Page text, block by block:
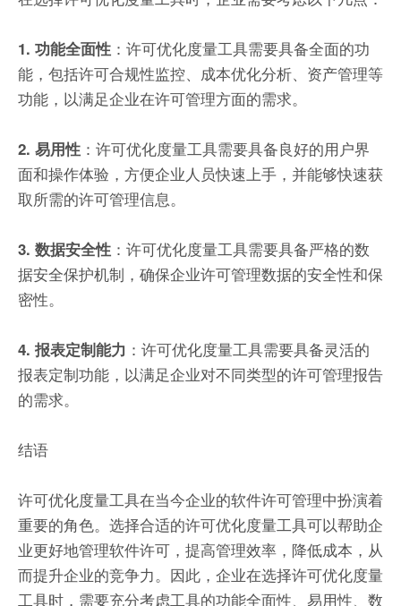
1. 功能全面性 ：许可优化度量工具需要具备全面的功
能，包括许可合规性监控、成本优化分析、资产管理等
功能，以满足企业在许可管理方面的需求。
2. 易用性 ：许可优化度量工具需要具备良好的用户界
面和操作体验，方便企业人员快速上手，并能够快速获
取所需的许可管理信息。
3. 数据安全性 ：许可优化度量工具需要具备严格的数
据安全保护机制，确保企业许可管理数据的安全性和保
密性。
4. 报表定制能力 ：许可优化度量工具需要具备灵活的
报表定制功能，以满足企业对不同类型的许可管理报告
的需求。
结语
许可优化度量工具在当今企业的软件许可管理中扮演着
重要的角色。选择合适的许可优化度量工具可以帮助企
业更好地管理软件许可，提高管理效率，降低成本，从
而提升企业的竞争力。因此，企业在选择许可优化度量
工具时，需要充分考虑工具的功能全面性、易用性、数